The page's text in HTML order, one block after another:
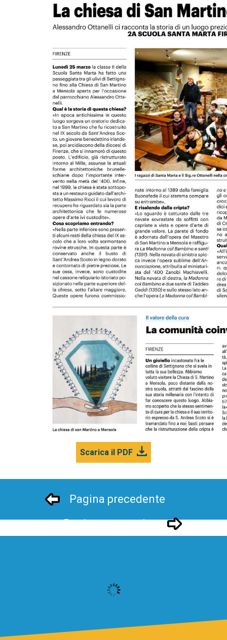
Scarica il PDF
Pagina precedente
Pagina successivo